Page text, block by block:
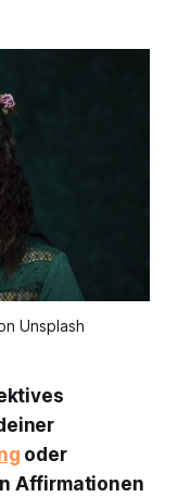
Unsplash
oder
Affirmationen